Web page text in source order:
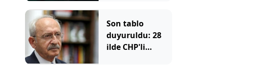
Son tablo
duyuruldu: 28
ilde CHP'li